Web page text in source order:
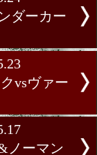
イファート
ウシクvs